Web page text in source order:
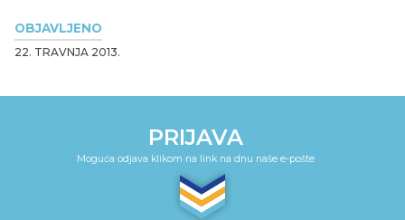
OBJAVLJENO
22. TRAVNJA 2013.
PRIJAVA
Moguća odjava klikom na link na dnu naše e-pošte